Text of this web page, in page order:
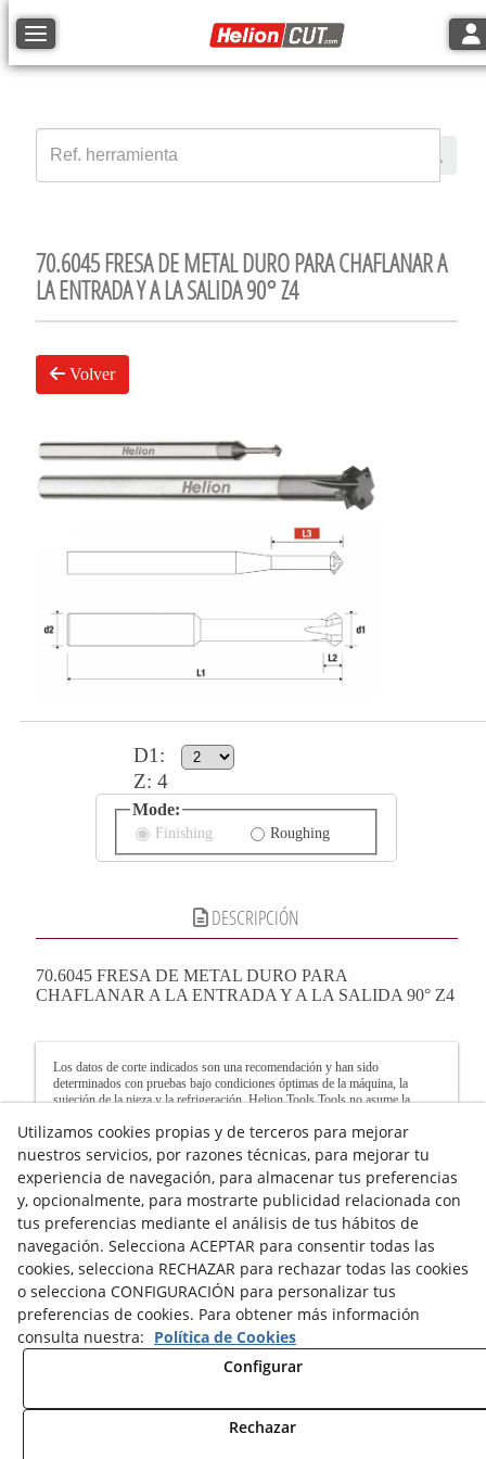
Toggle navigation
70.6045 FRESA DE METAL DURO PARA CHAFLANAR A
LA ENTRADA Y A LA SALIDA 90° Z4
Volver
D1 :
Z: 4
Mode:
Finishing Roughing
DESCRIPCIÓN
70.6045 FRESA DE METAL DURO PARA
CHAFLANAR A LA ENTRADA Y A LA SALIDA 90° Z4
Los datos de corte indicados son una recomendación y han sido
determinados con pruebas bajo condiciones óptimas de la máquina, la
sujeción de la pieza y la refrigeración. Helion Tools Tools no asume la
calcularse y ajustarse siempre a la capacidad de trabajo de cada máquina.
Recomendación: Si la velocidad de giro de la que dispone es inferior a la
que se indica en la tabla, el avance debe reducirse en la misma proporción.
Para realizar ranurados, reduzca un 60% la velocidad de avance y al fresar
en esquinas, recomendamos reducir el avance alrededor de un 50%.
Aviso legal Política de Cookies Política de Privacidad
reservados.
Utilizamos cookies propias y de terceros para mejorar
nuestros servicios, por razones técnicas, para mejorar tu
experiencia de navegación, para almacenar tus preferencias
y, opcionalmente, para mostrarte publicidad relacionada con
tus preferencias mediante el análisis de tus hábitos de
navegación. Selecciona ACEPTAR para consentir todas las
cookies, selecciona RECHAZAR para rechazar todas las cookies
o selecciona CONFIGURACIÓN para personalizar tus
preferencias de cookies. Para obtener más información
consulta nuestra: Política de Cookies
Configurar
Rechazar